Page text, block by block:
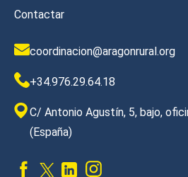
Contactar
coordinacion@aragonrural.org
+34.976.29.64.18
C/ Antonio Agustín, 5, bajo,
(España)